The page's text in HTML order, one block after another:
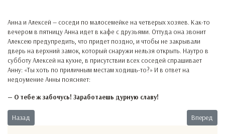
Анна и Алексей — соседи по малосемейке на четверых хозяев. Как-то
вечером в пятницу Анна идет в кафе с друзьями. Оттуда она звонит
Алексею предупредить, что придет поздно, и чтобы не закрывали
дверь на верхний замок, который снаружи нельзя открыть. Наутро в
субботу Алексей на кухне, в присутствии всех соседей спрашивает
Анну: «Ты хоть по приличным местам ходишь-то?» И в ответ на
недоумение Анны поясняет:
— О тебе ж забочусь! Заработаешь дурную славу!
Предыдущий: Забота и комфорт
Назад Вперед